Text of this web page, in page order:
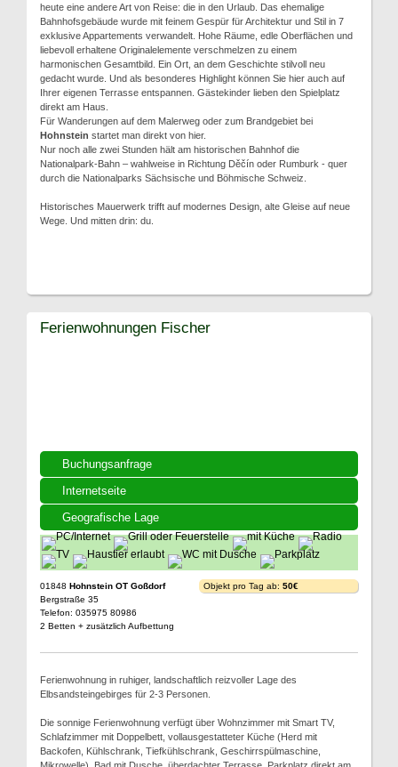
heute eine andere Art von Reise: die in den Urlaub. Das ehemalige
Bahnhofsgebäude wurde mit feinem Gespür für Architektur und Stil in 7
exklusive Appartements verwandelt. Hohe Räume, edle Oberflächen und
liebevoll erhaltene Originalelemente verschmelzen zu einem
harmonischen Gesamtbild. Ein Ort, an dem Geschichte stilvoll neu
gedacht wurde. Und als besonderes Highlight können Sie hier auch auf
Ihrer eigenen Terrasse entspannen. Gästekinder lieben den Spielplatz
direkt am Haus.
Für Wanderungen auf dem Malerweg oder zum Brandgebiet bei
Hohnstein startet man direkt von hier.
Nur noch alle zwei Stunden hält am historischen Bahnhof die
Nationalpark-Bahn – wahlweise in Richtung Děčín oder Rumburk - quer
durch die Nationalparks Sächsische und Böhmische Schweiz.
Historisches Mauerwerk trifft auf modernes Design, alte Gleise auf neue
Wege. Und mitten drin: du.
Buchungsanfrage
Internetseite
Geografische Lage
Ferienwohnungen Fischer
01848 Hohnstein OT Goßdorf
Bergstraße 35
Telefon: 035975 80986
2 Betten + zusätzlich Aufbettung
Objekt pro Tag ab: 50€
Ferienwohnung in ruhiger, landschaftlich reizvoller Lage des
Elbsandsteingebirges für 2-3 Personen.
Die sonnige Ferienwohnung verfügt über Wohnzimmer mit Smart TV,
Schlafzimmer mit Doppelbett, vollausgestatteter Küche (Herd mit
Backofen, Kühlschrank, Tiefkühlschrank, Geschirrspülmaschine,